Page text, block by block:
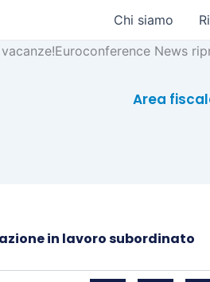
Chi siamo
Euroconference News
Area
in lavoro subordinato